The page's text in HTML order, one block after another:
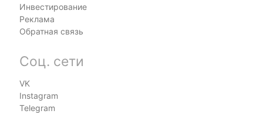
Инвестирование
Реклама
Обратная связь
Соц. сети
VK
Instagram
Telegram